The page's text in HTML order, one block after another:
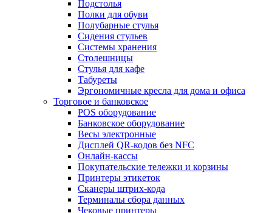
Подстолья
Полки для обуви
Полубарные стулья
Сидения стульев
Системы хранения
Столешницы
Стулья для кафе
Табуреты
Эргономичные кресла для дома и офиса
Торговое и банковское
POS оборудование
Банковское оборудование
Весы электронные
Дисплей QR-кодов без NFC
Онлайн-кассы
Покупательские тележки и корзины
Принтеры этикеток
Сканеры штрих-кода
Терминалы сбора данных
Чековые принтеры